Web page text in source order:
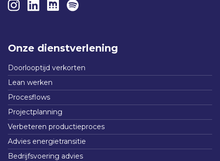
Onze dienstverlening
Doorlooptijd verkorten
Lean werken
Procesflows
Projectplanning
Verbeteren productieproces
Advies energietransitie
Bedrijfsvoering advies